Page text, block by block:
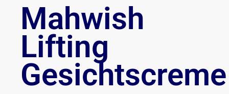
Mahwish
Lifting
Gesichtscreme